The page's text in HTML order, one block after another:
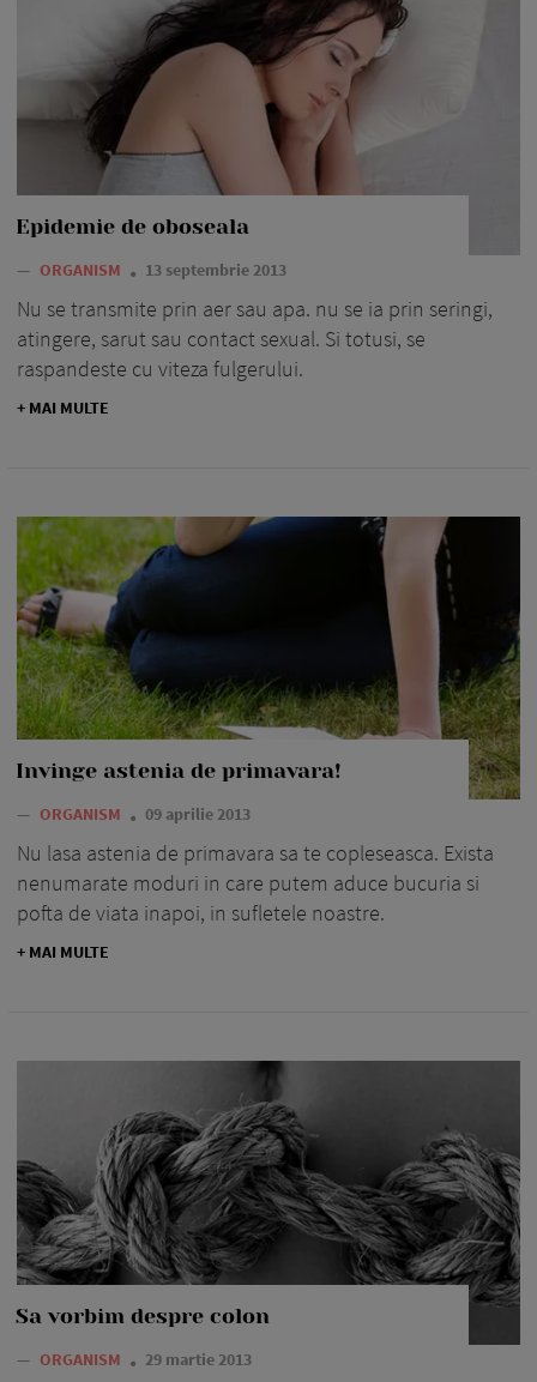
Epidemie de oboseala
— ORGANISM 13 septembrie 2013
Nu se transmite prin aer sau apa. nu se ia prin seringi,
atinge­re, sarut sau contact sexual. Si totusi, se
raspandeste cu viteza fulgerului.
+ MAI MULTE
Invinge astenia de primavara!
— ORGANISM 09 aprilie 2013
Nu lasa astenia de primavara sa te copleseasca. Exista
nenumarate moduri in care putem aduce bucuria si
pofta de viata inapoi, in sufletele noastre.
+ MAI MULTE
Sa vorbim despre colon
— ORGANISM 29 martie 2013